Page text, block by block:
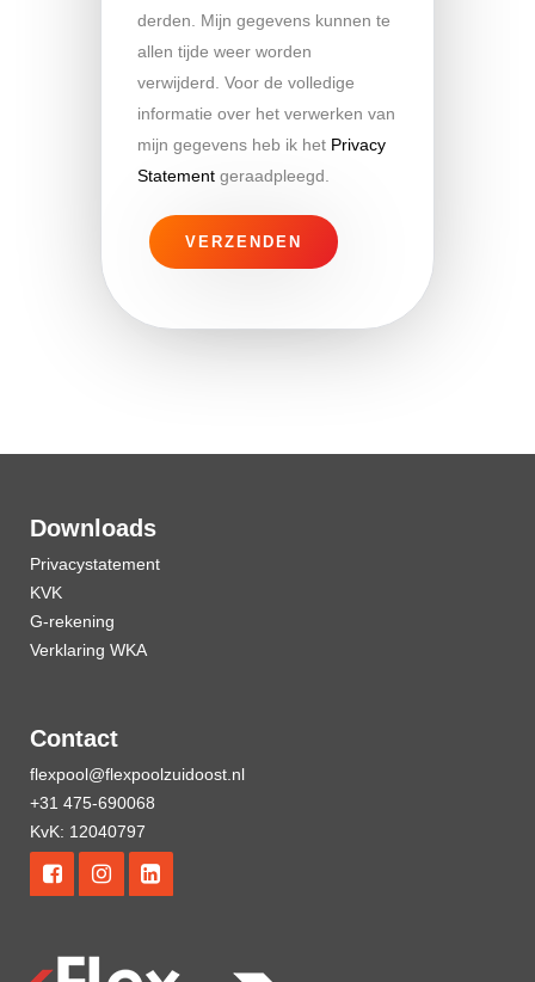
derden. Mijn gegevens kunnen te
allen tijde weer worden
verwijderd. Voor de volledige
informatie over het verwerken van
mijn gegevens heb ik het Privacy
Statement geraadpleegd.
Downloads
Privacystatement
KVK
G-rekening
Verklaring WKA
Contact
flexpool@flexpoolzuidoost.nl
+31 475-690068
KvK: 12040797